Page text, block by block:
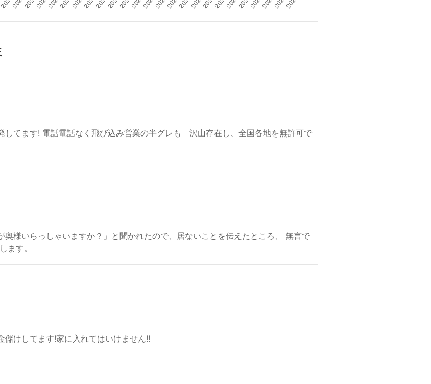
してます! 電話電話なく飛び込み営業の半グレも゙沢山存在し、全国各地を無許可で
様いらっしゃいますか？」と聞かれたので、居ないことを伝えたところ、 無言で
ます。
儲けしてます!家に入れてはいけません!!